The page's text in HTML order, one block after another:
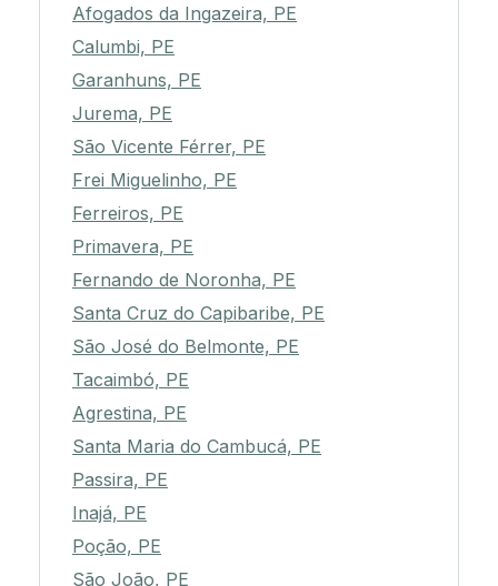
Afogados da Ingazeira, PE
Calumbi, PE
Garanhuns, PE
Jurema, PE
São Vicente Férrer, PE
Frei Miguelinho, PE
Ferreiros, PE
Primavera, PE
Fernando de Noronha, PE
Santa Cruz do Capibaribe, PE
São José do Belmonte, PE
Tacaimbó, PE
Agrestina, PE
Santa Maria do Cambucá, PE
Passira, PE
Inajá, PE
Poção, PE
São João, PE